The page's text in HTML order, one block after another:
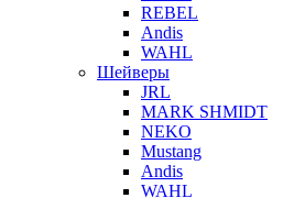
REBEL
Andis
WAHL
Шейверы
JRL
MARK SHMIDT
NEKO
Mustang
Andis
WAHL